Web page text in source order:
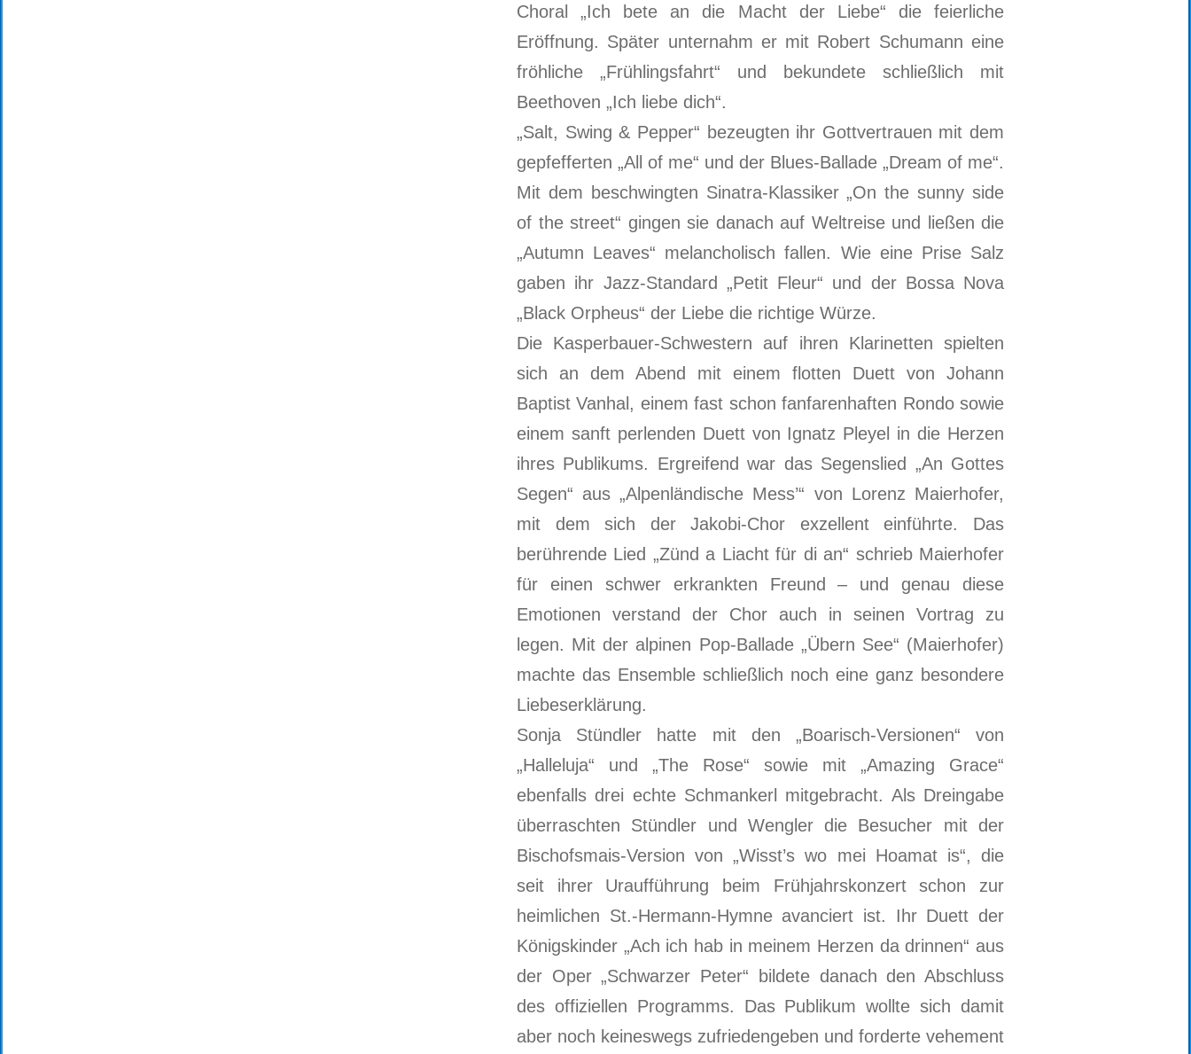
Choral „Ich bete an die Macht der Liebe“ die feierliche
Eröffnung. Später unternahm er mit Robert Schumann eine
fröhliche „Frühlingsfahrt“ und bekundete schließlich mit
Beethoven „Ich liebe dich“.
„Salt, Swing & Pepper“ bezeugten ihr Gottvertrauen mit dem
gepfefferten „All of me“ und der Blues-Ballade „Dream of me“.
Mit dem beschwingten Sinatra-Klassiker „On the sunny side
of the street“ gingen sie danach auf Weltreise und ließen die
„Autumn Leaves“ melancholisch fallen. Wie eine Prise Salz
gaben ihr Jazz-Standard „Petit Fleur“ und der Bossa Nova
„Black Orpheus“ der Liebe die richtige Würze.
Die Kasperbauer-Schwestern auf ihren Klarinetten spielten
sich an dem Abend mit einem flotten Duett von Johann
Baptist Vanhal, einem fast schon fanfarenhaften Rondo sowie
einem sanft perlenden Duett von Ignatz Pleyel in die Herzen
ihres Publikums. Ergreifend war das Segenslied „An Gottes
Segen“ aus „Alpenländische Mess’“ von Lorenz Maierhofer,
mit dem sich der Jakobi-Chor exzellent einführte. Das
berührende Lied „Zünd a Liacht für di an“ schrieb Maierhofer
für einen schwer erkrankten Freund – und genau diese
Emotionen verstand der Chor auch in seinen Vortrag zu
legen. Mit der alpinen Pop-Ballade „Übern See“ (Maierhofer)
machte das Ensemble schließlich noch eine ganz besondere
Liebeserklärung.
Sonja Stündler hatte mit den „Boarisch-Versionen“ von
„Halleluja“ und „The Rose“ sowie mit „Amazing Grace“
ebenfalls drei echte Schmankerl mitgebracht. Als Dreingabe
überraschten Stündler und Wengler die Besucher mit der
Bischofsmais-Version von „Wisst’s wo mei Hoamat is“, die
seit ihrer Uraufführung beim Frühjahrskonzert schon zur
heimlichen St.-Hermann-Hymne avanciert ist. Ihr Duett der
Königskinder „Ach ich hab in meinem Herzen da drinnen“ aus
der Oper „Schwarzer Peter“ bildete danach den Abschluss
des offiziellen Programms. Das Publikum wollte sich damit
aber noch keineswegs zufriedengeben und forderte vehement